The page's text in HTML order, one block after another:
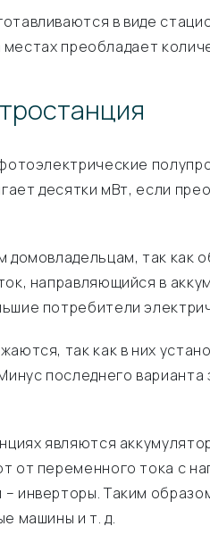
в виде
преобладает
десятки мВт, если
так
направляющийся в
потребители
так как в них
последнего
являются
от переменного тока с
инверторы. Таким
машины и т. д.